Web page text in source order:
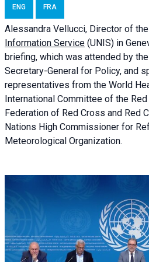
ENG FRA
Alessandra Vellucci, Director of the
Information Service (UNIS) in
briefing, which was attended by
Secretary-General for Policy, and
representatives from the World
International Committee of the
Federation of Red Cross and Red
Nations High Commissioner for
Meteorological Organization.